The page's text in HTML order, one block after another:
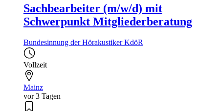
Sachbearbeiter (m/w/d) mit
Schwerpunkt Mitgliederberatung
Bundesinnung der Hörakustiker KdöR
Vollzeit
Mainz
vor 3 Tagen